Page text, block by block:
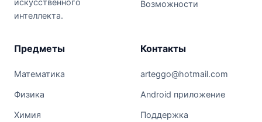
интеллекта.
Возможности
Предметы
Математика
Физика
Химия
Контакты
arteggo@hotmail.com
Android приложение
Поддержка